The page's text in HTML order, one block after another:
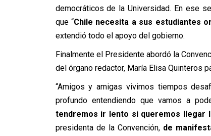
democráticos de la Universidad. En ese
que “Chile necesita a sus estudiantes
extendió todo el apoyo del gobierno.
Finalmente el Presidente abordó la
del órgano redactor, María Elisa Quinteros
“Amigos y amigas vivimos tiempos
profundo entendiendo que vamos a
tendremos ir lento si queremos llegar
presidenta de la Convención, de